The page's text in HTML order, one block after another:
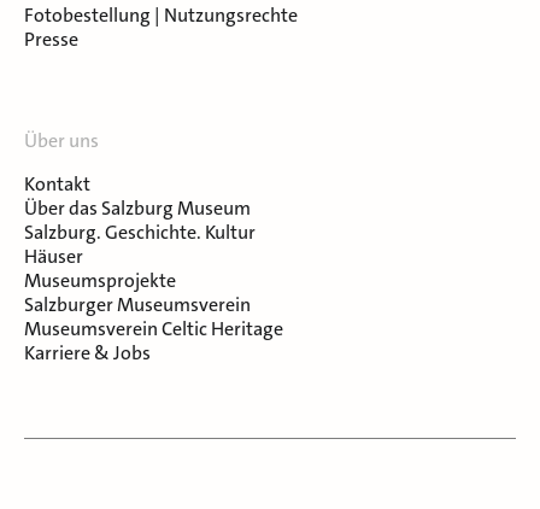
Fotobestellung | Nutzungsrechte
Presse
Über uns
Kontakt
Über das Salzburg Museum
Salzburg. Geschichte. Kultur
Häuser
Museumsprojekte
Salzburger Museumsverein
Museumsverein Celtic Heritage
Karriere & Jobs